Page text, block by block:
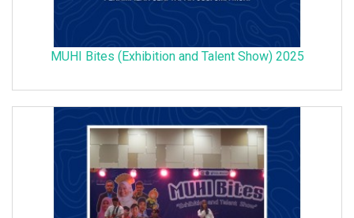
MUHI Bites (Exhibition and Talent Show) 2025